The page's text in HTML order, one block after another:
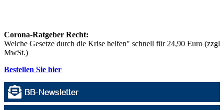
Corona-Ratgeber Recht:
Welche Gesetze durch die Krise helfen" schnell für 24,90 Euro (zzgl
MwSt.)
Bestellen Sie hier